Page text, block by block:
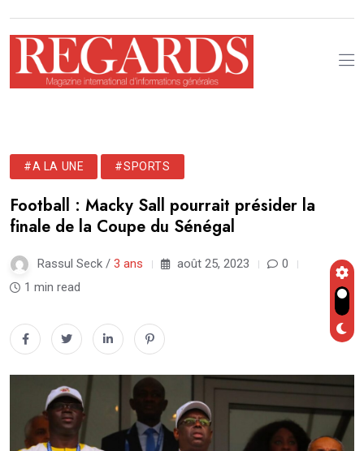
#A LA UNE #SPORTS
Football : Macky Sall pourrait présider la
finale de la Coupe du Sénégal
Rassul Seck / 3 ans août 25, 2023
0
1 min read